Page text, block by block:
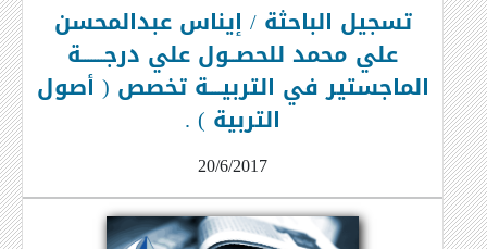
تسجيل الباحثة / إيناس عبدالمحسن
علي محمد للحصــول علي درجـــــــة
الماجستير في التربيــــة تخصص ( أصول
التربية ) .
20/6/2017